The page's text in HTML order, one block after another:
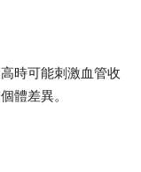
時可能刺激血管收
體差異。